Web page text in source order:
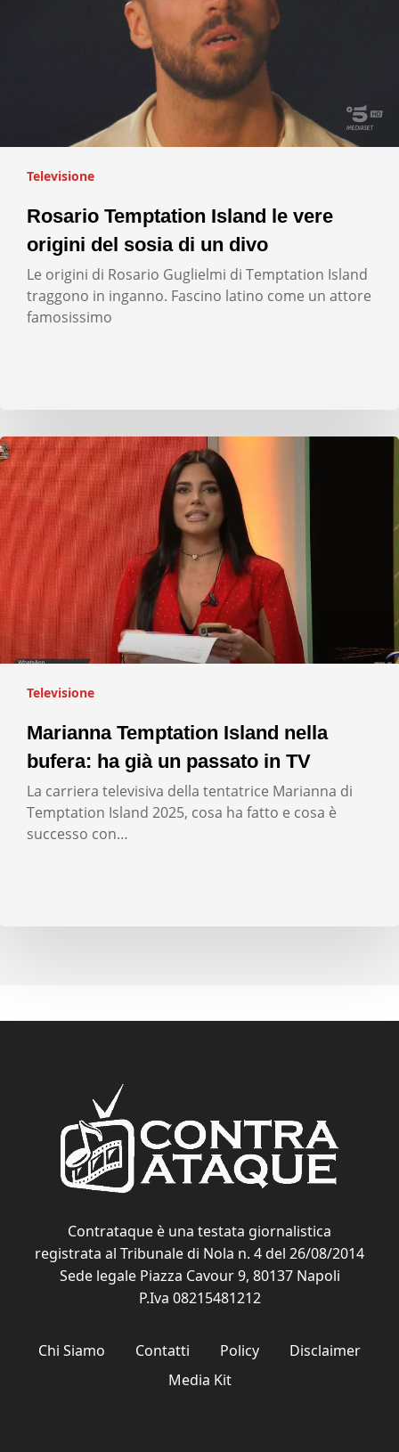
Televisione
Rosario Temptation Island le vere
origini del sosia di un divo
Le origini di Rosario Guglielmi di Temptation Island
traggono in inganno. Fascino latino come un attore
famosissimo
Televisione
Marianna Temptation Island nella
bufera: ha già un passato in TV
La carriera televisiva della tentatrice Marianna di
Temptation Island 2025, cosa ha fatto e cosa è
successo con…
Contrataque è una testata giornalistica
registrata al Tribunale di Nola n. 4 del 26/08/2014
Sede legale Piazza Cavour 9, 80137 Napoli
P.Iva 08215481212
Chi Siamo Contatti Policy
Disclaimer
Media Kit